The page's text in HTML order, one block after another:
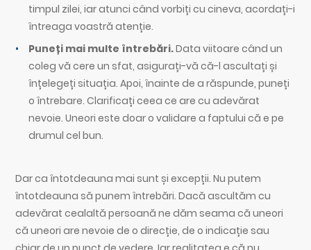
timpul zilei, iar atunci când vorbiți cu cineva, acordați-i
întreaga voastră atenție.
Puneți mai multe întrebări.Data viitoare când un
coleg vă cere un sfat, asigurați-vă că-l ascultați și
înțelegeți situația. Apoi, înainte de a răspunde, puneți
o întrebare. Clarificați ceea ce are cu adevărat
nevoie. Uneori este doar o validare a faptului că e pe
drumul cel bun.
Dar ca întotdeauna mai sunt și excepții. Nu putem
întotdeauna să punem întrebări. Dacă ascultăm cu
adevărat cealaltă persoană ne dăm seama că uneori
că uneori are nevoie de o direcție, de o indicație sau